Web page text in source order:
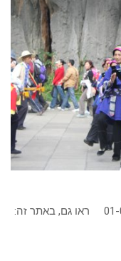
כתב: גילי חסקין; ‏11/01/2026. עדכון: 01-03-26 ראו גם, באתר זה: